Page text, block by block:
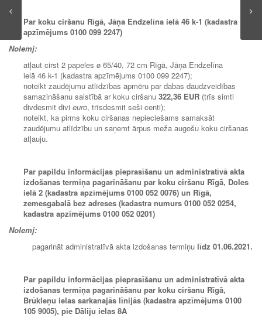
Par koku ciršanu Rīgā, Jāņa Endzelīna ielā 46 k-1 (kadastra
apzīmējums 0100 099 2247)
Nolemj:
atļaut cirst 2 papeles ø 65/40, 72 cm Rīgā, Jāņa Endzelīna
ielā 46 k-1 (kadastra apzīmējums 0100 099 2247);
noteikt zaudējumu atlīdzības apmēru par dabas daudzveidības
samazināšanu saistībā ar koku ciršanu 322,36 EUR (trīs simti
divdesmit divi euro, trīsdesmit seši centi);
noteikt, ka pirms koku ciršanas nepieciešams samaksāt
zaudējumu atlīdzību un saņemt ārpus meža augošu koku ciršanas
atļauju.
Par papildu informācijas pieprasīšanu un administratīvā akta
izdošanas termiņa pagarināšanu par koku ciršanu Rīgā, Doles
ielā 2 (kadastra apzīmējums 0100 052 0076) un Rīgā,
zemesgabalā bez adreses (kadastra numurs 0100 052 0254,
kadastra apzīmējums 0100 052 0201)
Nolemj:
pagarināt administratīvā akta izdošanas termiņu līdz 01.06.2021.
Par papildu informācijas pieprasīšanu un administratīvā akta
izdošanas termiņa pagarināšanu par koku ciršanu Rīgā,
Brūkleņu ielas sarkanajās līnijās (kadastra apzīmējums 0100
105 9005), pie Dāliju ielas 8A